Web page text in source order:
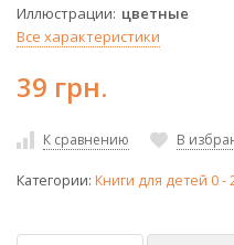
Иллюстрации цветные
Все характеристики
39 грн.
К сравнению В
Категории: Книги для детей 0 -